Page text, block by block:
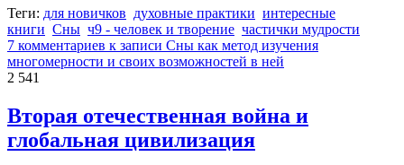
Теги: для новичков духовные практики интересные
книги Сны ч9 - человек и творение частички мудрости
7 комментариев к записи Сны как метод изучения
многомерности и своих возможностей в ней
2 541
Вторая отечественная война и
глобальная цивилизация